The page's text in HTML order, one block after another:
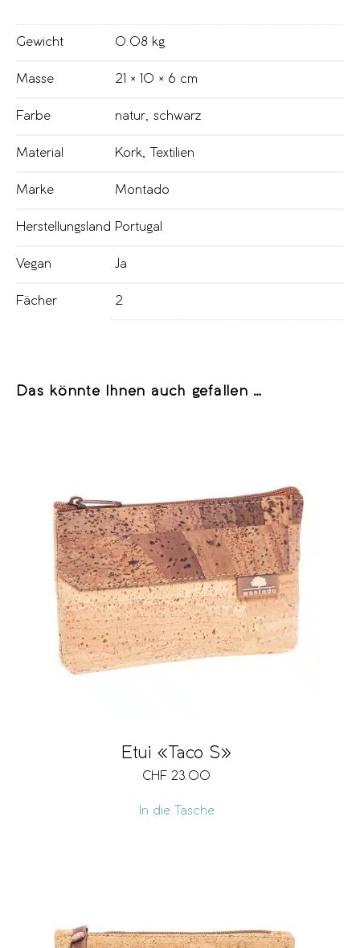
Gewicht 0.08 kg
Masse 21 × 10 × 6 cm
Farbe natur schwarz
Material Kork Textilien
Marke Montado
Herstellungsland Portugal
Vegan Ja
Fächer 2
Das könnte Ihnen auch gefallen …
Etui «Taco S»
CHF 23.00
In die Tasche